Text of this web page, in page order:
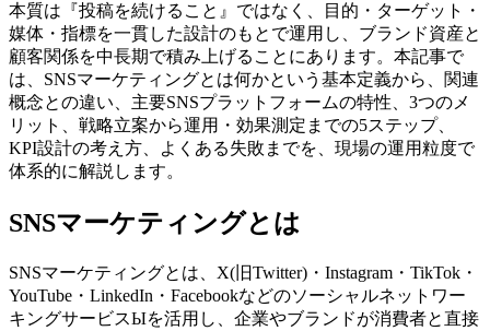
本質は『投稿を続けること』ではなく、目的・ターゲット・
媒体・指標を一貫した設計のもとで運用し、ブランド資産と
顧客関係を中長期で積み上げることにあります。本記事で
は、SNSマーケティングとは何かという基本定義から、関連
概念との違い、主要SNSプラットフォームの特性、3つのメ
リット、戦略立案から運用・効果測定までの5ステップ、
KPI設計の考え方、よくある失敗までを、現場の運用粒度で
体系的に解説します。
SNSマーケティングとは
SNSマーケティングとは、X(旧Twitter)・Instagram・TikTok・
YouTube・LinkedIn・Facebookなどのソーシャルネットワー
キングサービスЫを活用し、企業やブランドが消費者と直接